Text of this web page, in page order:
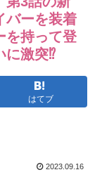
バーを装着
を持って登
に激突⁉
はてブ
2023.09.16